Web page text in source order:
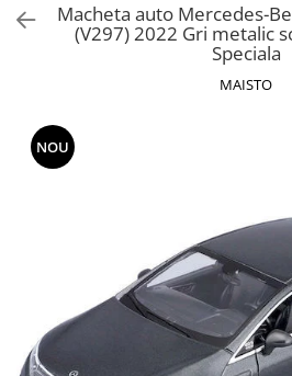
Accesorii miniaturale diverse
Baie si toaleta
Iluminat miniatural
Obiecte casnice miniaturale
Vesela si servire miniaturi
Mobilier miniatural
Baie miniaturala
Bucatarie miniatura
Dormitor miniatural
Macheta auto Mercedes-
(V297) 2022 Gri metalic
Speciala
MAISTO
NOU